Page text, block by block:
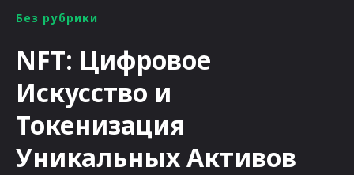
Без рубрики
NFT: Цифровое
Искусство и
Токенизация
Уникальных Активов